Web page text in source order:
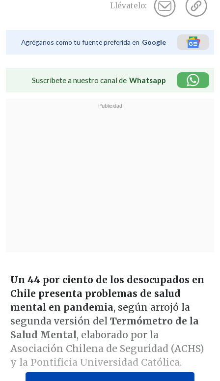
Llévatelo:
Agréganos como tu fuente preferida en Google
Suscríbete a nuestro canal de Whatsapp
Un 44 por ciento de los desocupados en
Chile presenta problemas de salud
mental en pandemia, según arrojó la
segunda versión del Termómetro de la
Salud Mental, elaborado por la
Asociación Chilena de Seguridad (ACHS)
y la Pontificia Universidad Católica.